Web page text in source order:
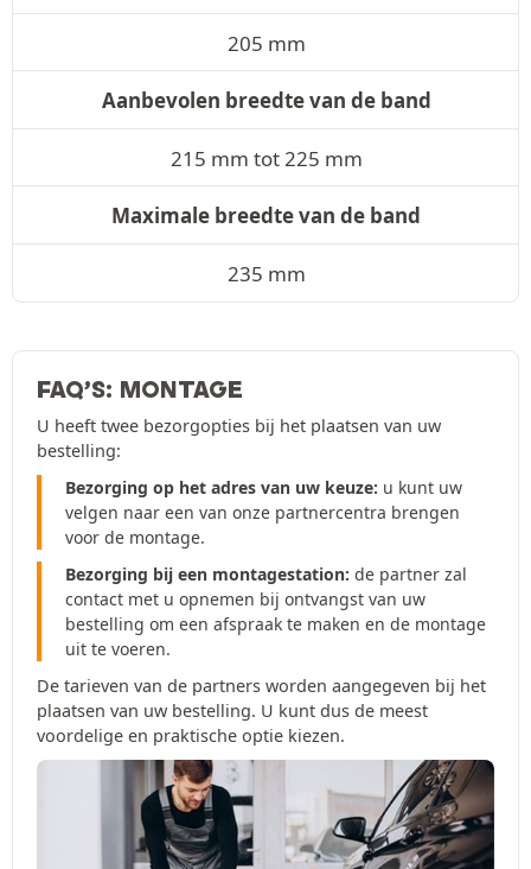
205 mm
Aanbevolen breedte van de band
215 mm tot 225 mm
Maximale breedte van de band
235 mm
FAQ’S: MONTAGE
U heeft twee bezorgopties bij het plaatsen van uw
bestelling:
Bezorging op het adres van uw keuze: u kunt uw
velgen naar een van onze partnercentra brengen
voor de montage.
Bezorging bij een montagestation: de partner zal
contact met u opnemen bij ontvangst van uw
bestelling om een afspraak te maken en de montage
uit te voeren.
De tarieven van de partners worden aangegeven bij het
plaatsen van uw bestelling. U kunt dus de meest
voordelige en praktische optie kiezen.